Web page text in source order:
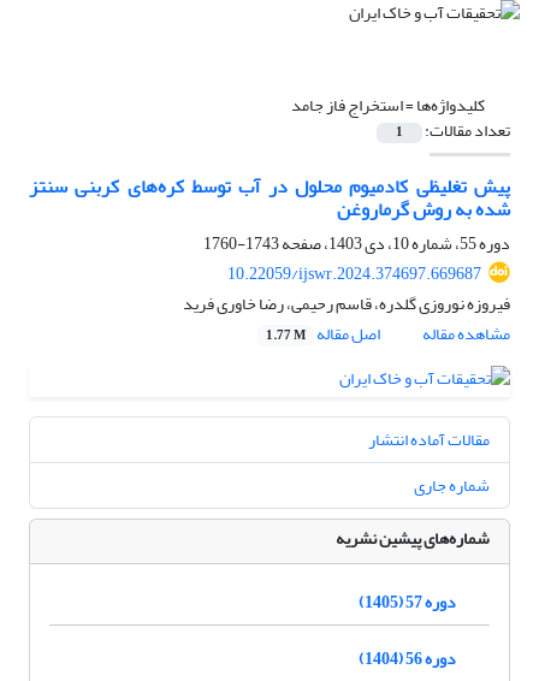
کلیدواژه‌ها =استخراج فاز جامد
تعداد مقالات: 1
پیش تغلیظی کادمیوم محلول در آب توسط کره‌های کربنی سنتز
شده به روش گرماروغن
دوره 55، شماره 10، دی 1403، صفحه
1743-1760
10.22059/ijswr.2024.374697.669687
فیروزه نوروزی گلدره، قاسم رحیمی، رضا خاوری فرید
مشاهده مقاله
اصل مقاله 1.77 M
مقالات آماده انتشار
شماره جاری
شماره‌های پیشین نشریه
دوره 57 (1405)
دوره 56 (1404)